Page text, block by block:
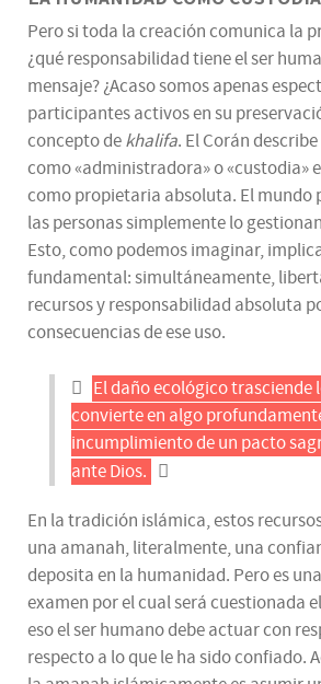
Pero si toda la creación comunica la
¿qué responsabilidad tiene el ser
mensaje? ¿Acaso somos apenas
participantes activos en su
concepto dekhalifa. El Corán
como «administradora» o «custodia»
como propietaria absoluta. El mundo
las personas simplemente lo
Esto, como podemos imaginar,
fundamental: simultáneamente,
recursos y responsabilidad absoluta
consecuencias de ese uso.
El daño ecológico trasciende
convierte en algo
incumplimiento de un pacto
ante Dios.
En la tradición islámica, estos
una amanah, literalmente, una
deposita en la humanidad. Pero es
examen por el cual será cuestionada
eso el ser humano debe actuar con
respecto a lo que le ha sido confiado.